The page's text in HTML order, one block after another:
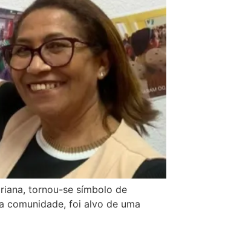
tornou-se símbolo de
comunidade, foi alvo de uma